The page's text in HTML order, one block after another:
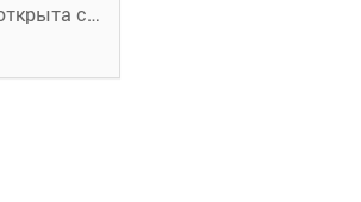
В Орле была открыта самая крупная площадка регионального этапа Всероссийской ярмарки трудоустройства